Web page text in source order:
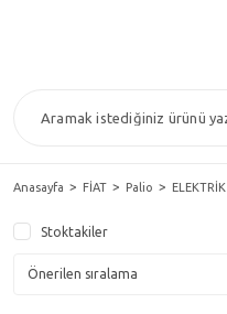
Anasayfa FİAT Palio ELEKTRİK
Stoktakiler